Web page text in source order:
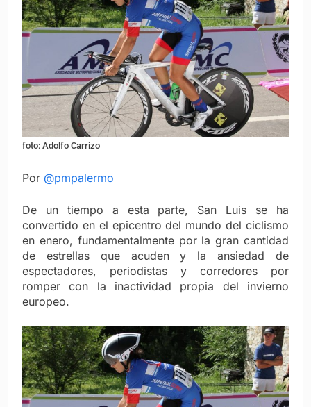
foto: Adolfo Carrizo
Por @pmpalermo
De un tiempo a esta parte, San Luis se ha
convertido en el epicentro del mundo del ciclismo
en enero, fundamentalmente por la gran cantidad
de estrellas que acuden y la ansiedad de
espectadores, periodistas y corredores por
romper con la inactividad propia del invierno
europeo.